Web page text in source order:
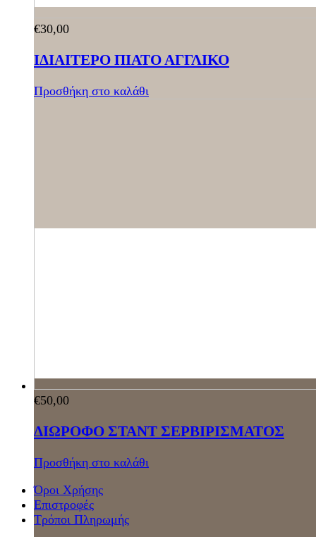
€30,00
ΙΔΙΑΙΤΕΡΟ ΠΙΑΤΟ ΑΓΓΛΙΚΟ
Προσθήκη στο καλάθι
€50,00
ΔΙΩΡΟΦΟ ΣΤΑΝΤ ΣΕΡΒΙΡΙΣΜΑΤΟΣ
Προσθήκη στο καλάθι
Όροι Χρήσης
Επιστροφές
Τρόποι Πληρωμής